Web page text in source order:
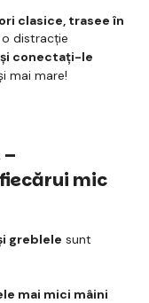
clasice, trasee în
distracție
conectați-le
mai mare!
mic
greblele sunt
mai mici mâini